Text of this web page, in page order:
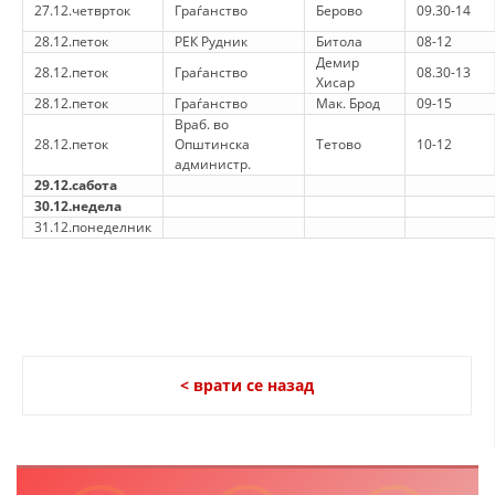
27.12.четврток
Граѓанство Берово
09.30-14
28.12.петок
РЕК Рудник Битола
08-12
28.12.петок
Граѓанство
Демир
Хисар
08.30-13
28.12.петок
Граѓанство Мак. Брод 09-15
28.12.петок
Враб. во
Општинска
администр.
Тетово 10-12
29.12.сабота
30.12.недела
31.12.понеделник
< врати се назад